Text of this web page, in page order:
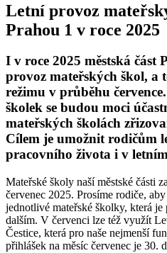
Letní provoz
Prahou 1 v roce 2025
I v roce 2025 městská část
provoz mateřských škol, a
režimu v průběhu
školek se budou moci
mateřských školách
Cílem je umožnit rodičům
pracovního života i v
Mateřské školy naší městské části
červenec 2025. Prosíme rodiče,
jednotlivé mateřské školky, která
dalším. V červenci lze též využít
Čestice, která pro naše nejmenší
přihlášek na měsíc červenec je 30.